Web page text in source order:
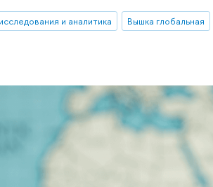
исследования и аналитика Вышка глобальная